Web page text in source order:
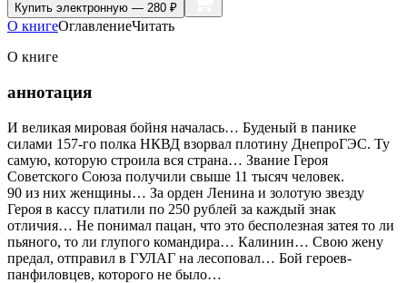
Купить электронную — 280 ₽
О книгеОглавлениеЧитать
О книге
аннотация
И великая мировая бойня началась… Буденый в панике
силами 157-го полка НКВД взорвал плотину ДнепроГЭС. Ту
самую, которую строила вся страна… Звание Героя
Советского Союза получили свыше 11 тысяч человек.
90 из них женщины… За орден Ленина и золотую звезду
Героя в кассу платили по 250 рублей за каждый знак
отличия… Не понимал пацан, что это бесполезная затея то ли
пьяного, то ли глупого командира… Калинин… Свою жену
предал, отправил в ГУЛАГ на лесоповал… Бой героев-
панфиловцев, которого не было…